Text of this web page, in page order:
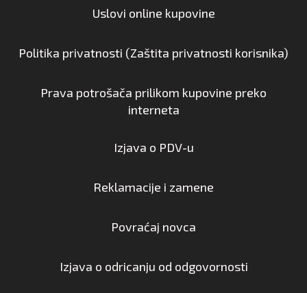
Uslovi online kupovine
Politika privatnosti (Zaštita privatnosti korisnika)
Prava potrošača prilikom kupovine preko
interneta
Izjava o PDV-u
Reklamacije i zamene
Povraćaj novca
Izjava o odricanju od odgovornosti